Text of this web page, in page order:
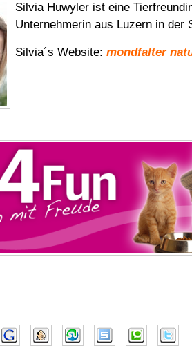
Silvia Huwyler ist eine
Unternehmerin aus Luzern in der
Silvia´s Website: mondfalter